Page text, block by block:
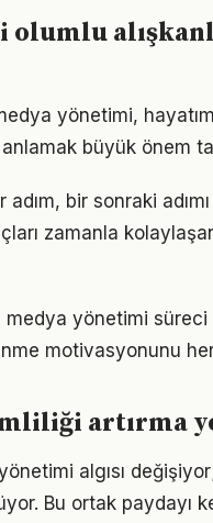
olumlu
yönetimi,
büyük önem
bir sonraki
zamanla
medya yönetimi
motivasyonunu
artırma
algısı
Bu ortak paydayı